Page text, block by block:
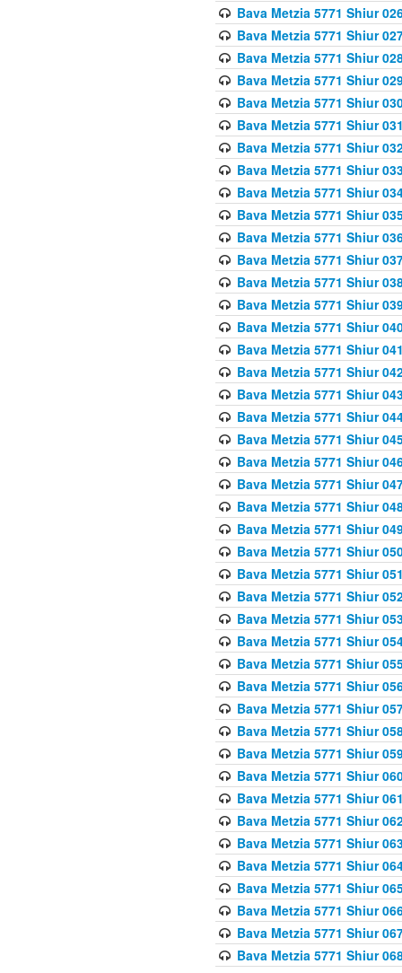
Bava Metzia 5771 Shiur
Bava Metzia 5771 Shiur
Bava Metzia 5771 Shiur
Bava Metzia 5771 Shiur
Bava Metzia 5771 Shiur
Bava Metzia 5771 Shiur
Bava Metzia 5771 Shiur
Bava Metzia 5771 Shiur
Bava Metzia 5771 Shiur
Bava Metzia 5771 Shiur
Bava Metzia 5771 Shiur
Bava Metzia 5771 Shiur
Bava Metzia 5771 Shiur
Bava Metzia 5771 Shiur
Bava Metzia 5771 Shiur
Bava Metzia 5771 Shiur
Bava Metzia 5771 Shiur
Bava Metzia 5771 Shiur
Bava Metzia 5771 Shiur
Bava Metzia 5771 Shiur
Bava Metzia 5771 Shiur
Bava Metzia 5771 Shiur
Bava Metzia 5771 Shiur
Bava Metzia 5771 Shiur
Bava Metzia 5771 Shiur
Bava Metzia 5771 Shiur
Bava Metzia 5771 Shiur
Bava Metzia 5771 Shiur
Bava Metzia 5771 Shiur
Bava Metzia 5771 Shiur
Bava Metzia 5771 Shiur
Bava Metzia 5771 Shiur
Bava Metzia 5771 Shiur
Bava Metzia 5771 Shiur
Bava Metzia 5771 Shiur
Bava Metzia 5771 Shiur
Bava Metzia 5771 Shiur
Bava Metzia 5771 Shiur
Bava Metzia 5771 Shiur
Bava Metzia 5771 Shiur
Bava Metzia 5771 Shiur
Bava Metzia 5771 Shiur
Bava Metzia 5771 Shiur